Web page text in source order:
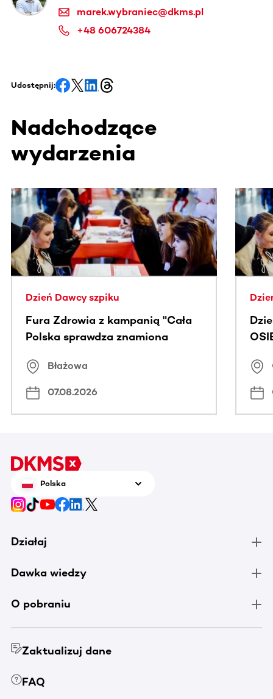
marek.wybraniec@dkms.pl
+48 606724384
Udostępnij:
Nadchodzące
wydarzenia
Ta sekcja zawiera treści przewijane w poziomie. Użyj
Dzień Dawcy szpiku
Fura Zdrowia z kampanią "Cała
Polska sprawdza znamiona
Błażowa
07.08.2026
Polska
Działaj
Dawka wiedzy
O pobraniu
Zaktualizuj dane
FAQ